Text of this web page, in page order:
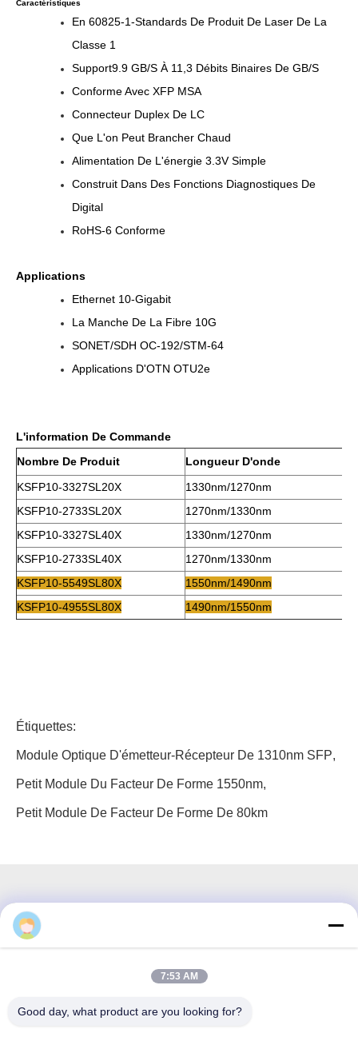
Caractéristiques
En 60825-1-Standards De Produit De Laser De La
Classe 1
Support9.9 GB/s À 11,3 Débits Binaires De GB/s
Conforme Avec XFP MSA
Connecteur Duplex De LC
Que L'on Peut Brancher Chaud
Alimentation De L'énergie 3.3V Simple
Construit Dans Des Fonctions Diagnostiques De
Digital
RoHS-6 Conforme
Applications
Ethernet 10-Gigabit
La Manche De La Fibre 10G
SONET/SDH OC-192/STM-64
Applications D'OTN OTU2e
L'information De Commande
Nombre De Produit
Longueur D'onde
KSFP10-3327SL20X
1330nm/1270nm
KSFP10-2733SL20X
1270nm/1330nm
KSFP10-3327SL40X
1330nm/1270nm
KSFP10-2733SL40X
1270nm/1330nm
KSFP10-5549SL80X
1550nm/1490nm
KSFP10-4955SL80X
1490nm/1550nm
Étiquettes:
Module Optique D'émetteur-Récepteur De 1310nm SFP,
Petit Module Du Facteur De Forme 1550nm,
Petit Module De Facteur De Forme De 80km
3F, bloc #7, parc GS, boulevard Wuhe, Guanlan Longhua,
Email: fanny@opticking.com
Téléphone : +86-755-83425935-83425936
7:53 AM
Good day, what product are you looking for?